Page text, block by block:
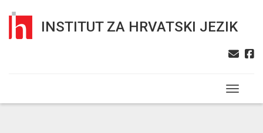
INSTITUT ZA HRVATSKI JEZIK
Toggle